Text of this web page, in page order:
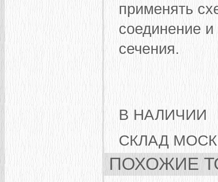
применять
соединение
сечения.
В НАЛИЧИИ
СКЛАД
ПОХОЖИЕ